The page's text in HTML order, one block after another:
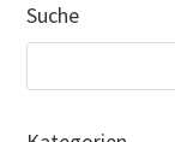
Suche